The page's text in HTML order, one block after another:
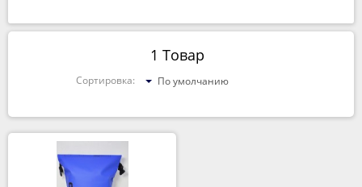
1 Товар
Сортировка: По умолчанию